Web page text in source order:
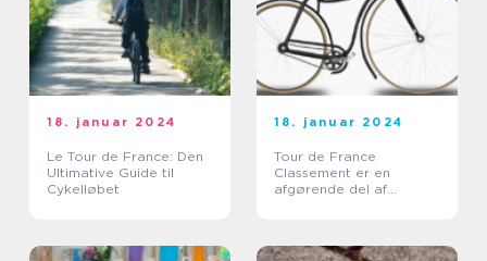
18. januar 2024
Le Tour de France: Den
Ultimative Guide til
Cykelløbet
18. januar 2024
Tour de France
Classement er en
afgørende del af